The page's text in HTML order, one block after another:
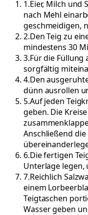
1.Eier, Milch und
nach Mehl
geschmeidigen,
2.Den Teig zu
mindestens 30
3.Für die Füllung
sorgfältig
4.Den
dünn ausrollen
5.Auf jeden
geben. Die
Anschließend
6.Die fertigen
Unterlage legen,
7.Reichlich
einem
Teigtaschen
Wasser geben